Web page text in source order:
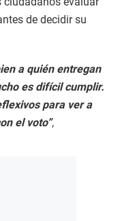
de decidir su
a quién entregan
es difícil cumplir.
para ver a
el voto”,